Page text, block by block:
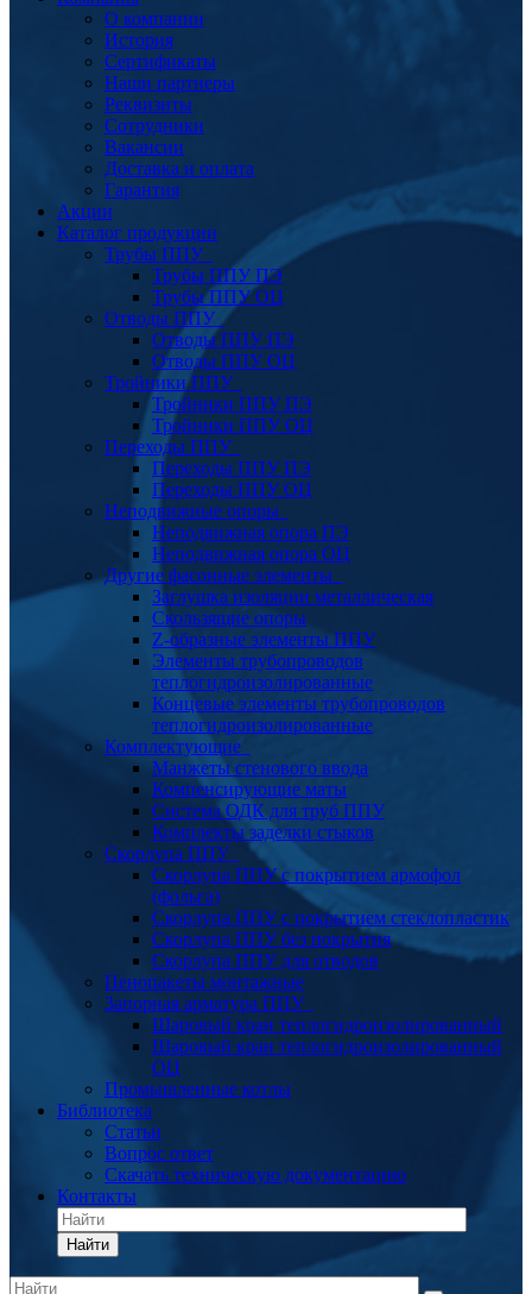
О компании
История
Сертификаты
Наши партнеры
Реквизиты
Сотрудники
Вакансии
Доставка и оплата
Гарантия
Акции
Каталог продукции
Трубы ППУ
Трубы ППУ ПЭ
Трубы ППУ ОЦ
Отводы ППУ
Отводы ППУ ПЭ
Отводы ППУ ОЦ
Тройники ППУ
Тройники ППУ ПЭ
Тройники ППУ ОЦ
Переходы ППУ
Переходы ППУ ПЭ
Переходы ППУ ОЦ
Неподвижные опоры
Неподвижная опора ПЭ
Неподвижная опора ОЦ
Другие фасонные элементы
Заглушка изоляции металлическая
Скользящие опоры
Z-образные элементы ППУ
Элементы трубопроводов
теплогидроизолированные
Концевые элементы трубопроводов
теплогидроизолированные
Комплектующие
Манжеты стенового ввода
Компенсирующие маты
Система ОДК для труб ППУ
Комплекты заделки стыков
Скорлупа ППУ
Скорлупа ППУ с покрытием армофол
(фольга)
Скорлупа ППУ с покрытием стеклопластик
Скорлупа ППУ без покрытия
Скорлупа ППУ для отводов
Пенопакеты монтажные
Запорная арматура ППУ
Шаровый кран теплогидроизолированный
Шаровый кран теплогидроизолированный
ОЦ
Промышленные котлы
Библиотека
Статьи
Вопрос ответ
Скачать техническую документацию
Контакты
Найти